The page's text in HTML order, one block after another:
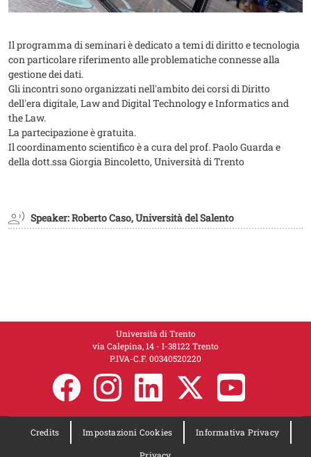
Il programma di seminari è dedicato a temi di diritto e tecnologia
con particolare riferimento alle problematiche connesse alla
gestione dei dati.
Gli incontri sono organizzati nell'ambito dei corsi di Diritto
dell'era digitale, Law and Digital Technology e Informatics and
the Law.
La partecipazione è gratuita.
Il coordinamento scientifico è a cura del prof. Paolo Guarda e
della dott.ssa Giorgia Bincoletto, Università di Trento
Speaker: Roberto Caso, Università del Salento
Università di Trento
via Calepina, 14 - I-38122 Trento
P.IVA-C.F. 00​3​40520220
Credits Impostazioni Cookies Informativa Privacy